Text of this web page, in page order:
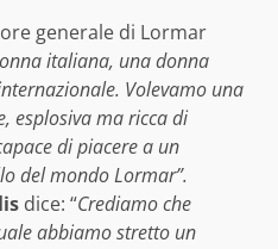
generale di Lormar
italiana, una donna
Volevamo una
esplosiva ma ricca di
di piacere a un
del mondo Lormar”.
dice: “Crediamo che
abbiamo stretto un